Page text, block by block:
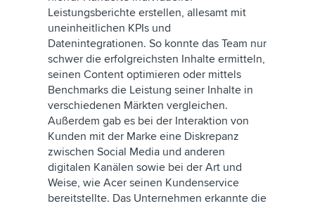
Leistungsberichte erstellen, allesamt mit
uneinheitlichen KPIs und
Datenintegrationen. So konnte das Team nur
schwer die erfolgreichsten Inhalte ermitteln,
seinen Content optimieren oder mittels
Benchmarks die Leistung seiner Inhalte in
verschiedenen Märkten vergleichen.
Außerdem gab es bei der Interaktion von
Kunden mit der Marke eine Diskrepanz
zwischen Social Media und anderen
digitalen Kanälen sowie bei der Art und
Weise, wie Acer seinen Kundenservice
bereitstellte. Das Unternehmen erkannte die